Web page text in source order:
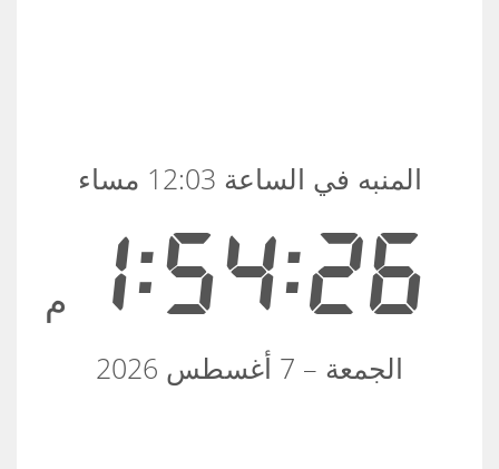
1:54:26 م
المنبه في الساعة 12:03 مساء
الجمعة – 7 أغسطس 2026